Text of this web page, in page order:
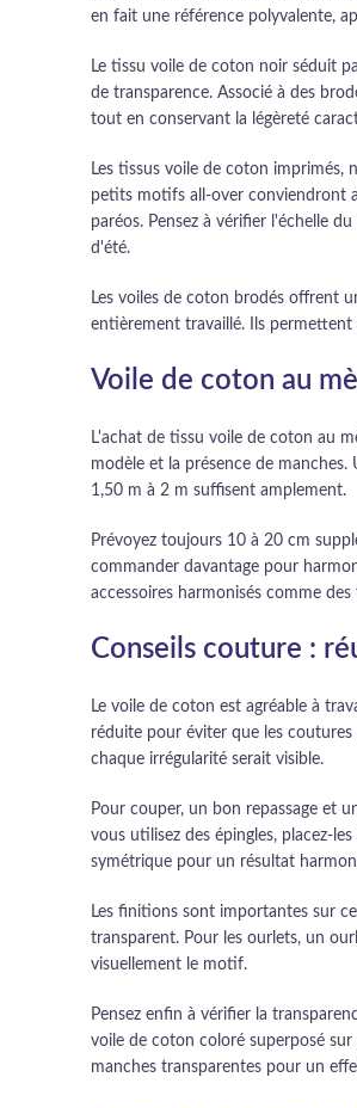
en fait une référence polyvalente,
Le tissu voile de coton noir séduit
de transparence. Associé à des
tout en conservant la légèreté
Les tissus voile de coton imprimés,
petits motifs all-over conviendront
paréos. Pensez à vérifier l'échelle
d'été.
Les voiles de coton brodés offrent
entièrement travaillé. Ils permettent
Voile de coton au
L'achat de tissu voile de coton au
modèle et la présence de
1,50 m à 2 m suffisent amplement.
Prévoyez toujours 10 à 20 cm
commander davantage pour
accessoires harmonisés comme
Conseils couture :
Le voile de coton est agréable à
réduite pour éviter que les
chaque irrégularité serait visible.
Pour couper, un bon repassage et
vous utilisez des épingles, placez-
symétrique pour un résultat
Les finitions sont importantes sur
transparent. Pour les ourlets, un
visuellement le motif.
Pensez enfin à vérifier la
voile de coton coloré superposé
manches transparentes pour un